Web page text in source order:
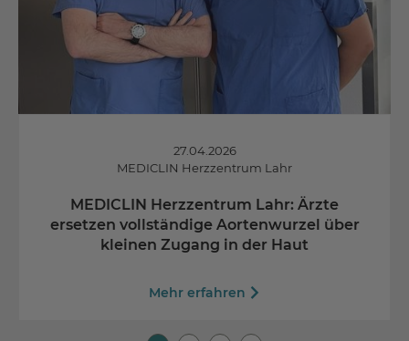
27.04.2026
MEDICLIN Herzzentrum Lahr
MEDICLIN Herzzentrum Lahr: Ärzte
ersetzen vollständige Aortenwurzel über
kleinen Zugang in der Haut
Mehr erfahren